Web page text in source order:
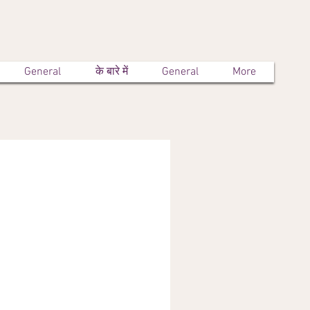
General के बारे में General More